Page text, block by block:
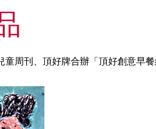
童周刊、頂好牌合辦「頂好創意早